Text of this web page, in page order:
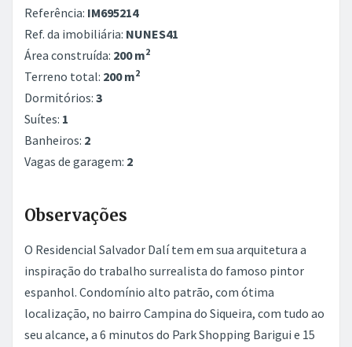
Referência: IM695214
Ref. da imobiliária: NUNES41
Área construída: 200 m2
Terreno total: 200 m2
Dormitórios: 3
Suítes: 1
Banheiros: 2
Vagas de garagem: 2
Observações
O Residencial Salvador Dalí tem em sua arquitetura a
inspiração do trabalho surrealista do famoso pintor
espanhol. Condomínio alto patrão, com ótima
localização, no bairro Campina do Siqueira, com tudo ao
seu alcance, a 6 minutos do Park Shopping Barigui e 15